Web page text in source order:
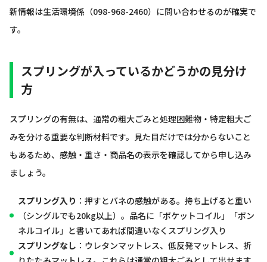
新情報は生活環境係（098-968-2460）に問い合わせるのが確実で
す。
スプリングが入っているかどうかの見分け
方
スプリングの有無は、通常の粗大ごみと処理困難物・特定粗大ご
みを分ける重要な判断材料です。見た目だけでは分からないこと
もあるため、感触・重さ・商品名の表示を確認してから申し込み
ましょう。
スプリング入り ：押すとバネの感触がある。持ち上げると重い
（シングルでも20kg以上）。品名に「ポケットコイル」「ボン
ネルコイル」と書いてあれば間違いなくスプリング入り
スプリングなし ：ウレタンマットレス、低反発マットレス、折